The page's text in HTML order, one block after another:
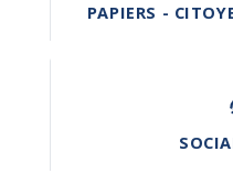
PAPIERS -